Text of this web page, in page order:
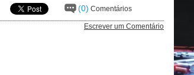
(0) Comentários
Escrever um Comentário